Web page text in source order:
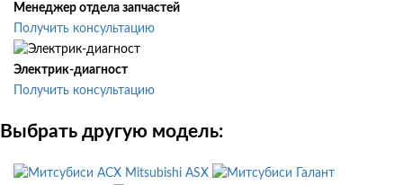
Менеджер отдела запчастей
Получить консультацию
Электрик-диагност
Получить консультацию
Выбрать другую модель:
Mitsubishi ASX